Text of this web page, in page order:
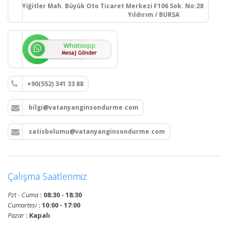
Yiğitler Mah. Büyük Oto Ticaret Merkezi F106 Sok. No:28
Yıldırım / BURSA
+90(552) 341 33 88
bilgi@vatanyanginsondurme.com
satisbolumu@vatanyanginsondurme.com
Çalışma Saatlerimiz
Pzt - Cuma : 08:30 - 18:30
Cumartesi: 10:00 - 17:00
Pazar: Kapalı